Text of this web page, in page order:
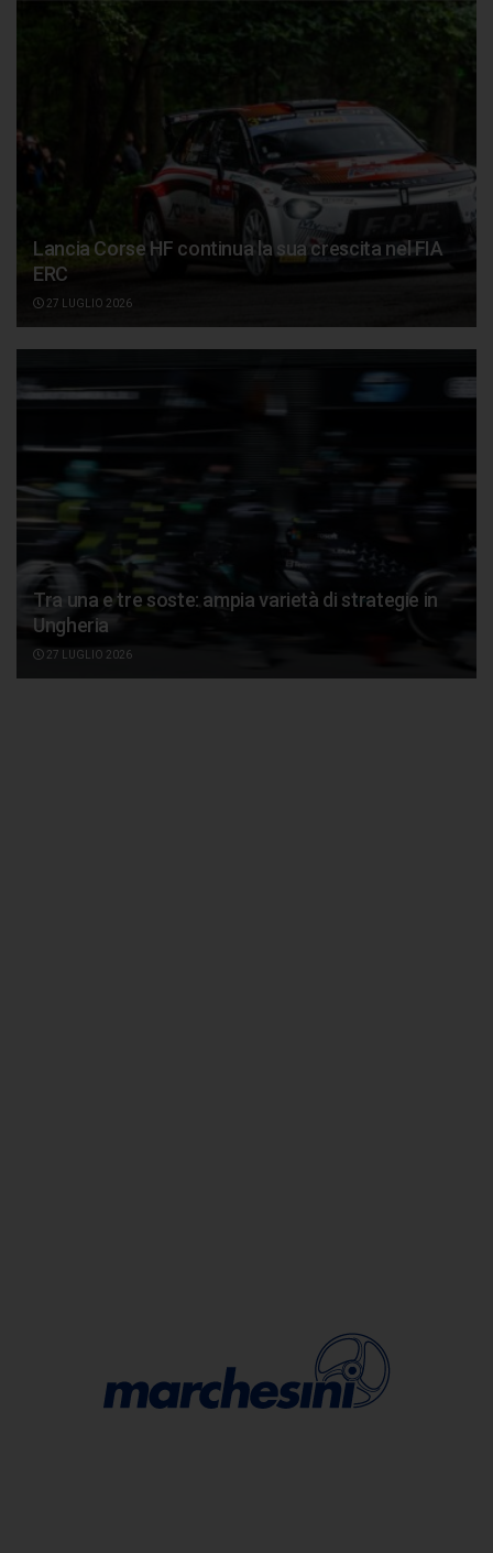
Lancia Corse HF continua la sua crescita nel FIA
ERC
27 LUGLIO 2026
Tra una e tre soste: ampia varietà di strategie in
Ungheria
27 LUGLIO 2026